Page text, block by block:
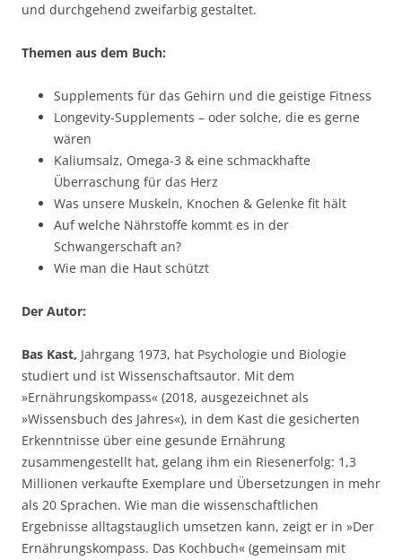
und durchgehend zweifarbig gestaltet.
Themen aus dem Buch:
Supplements für das Gehirn und die geistige Fitness
Longevity-Supplements – oder solche, die es gerne
wären
Kaliumsalz, Omega-3 & eine schmackhafte
Überraschung für das Herz
Was unsere Muskeln, Knochen & Gelenke fit hält
Auf welche Nährstoffe kommt es in der
Schwangerschaft an?
Wie man die Haut schützt
Der Autor:
Bas Kast, Jahrgang 1973, hat Psychologie und Biologie
studiert und ist Wissenschaftsautor. Mit dem
»Ernährungskompass« (2018, ausgezeichnet als
»Wissensbuch des Jahres«), in dem Kast die gesicherten
Erkenntnisse über eine gesunde Ernährung
zusammengestellt hat, gelang ihm ein Riesenerfolg: 1,3
Millionen verkaufte Exemplare und Übersetzungen in mehr
als 20 Sprachen. Wie man die wissenschaftlichen
Ergebnisse alltagstauglich umsetzen kann, zeigt er in »Der
Ernährungskompass. Das Kochbuch« (gemeinsam mit